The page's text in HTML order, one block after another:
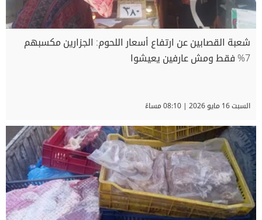
شعبة القصابين عن ارتفاع أسعار اللحوم: الجزارين مكسبهم
7% فقط ومش عارفين يعيشوا
السبت 16 مايو 2026 | 08:10 مساءً